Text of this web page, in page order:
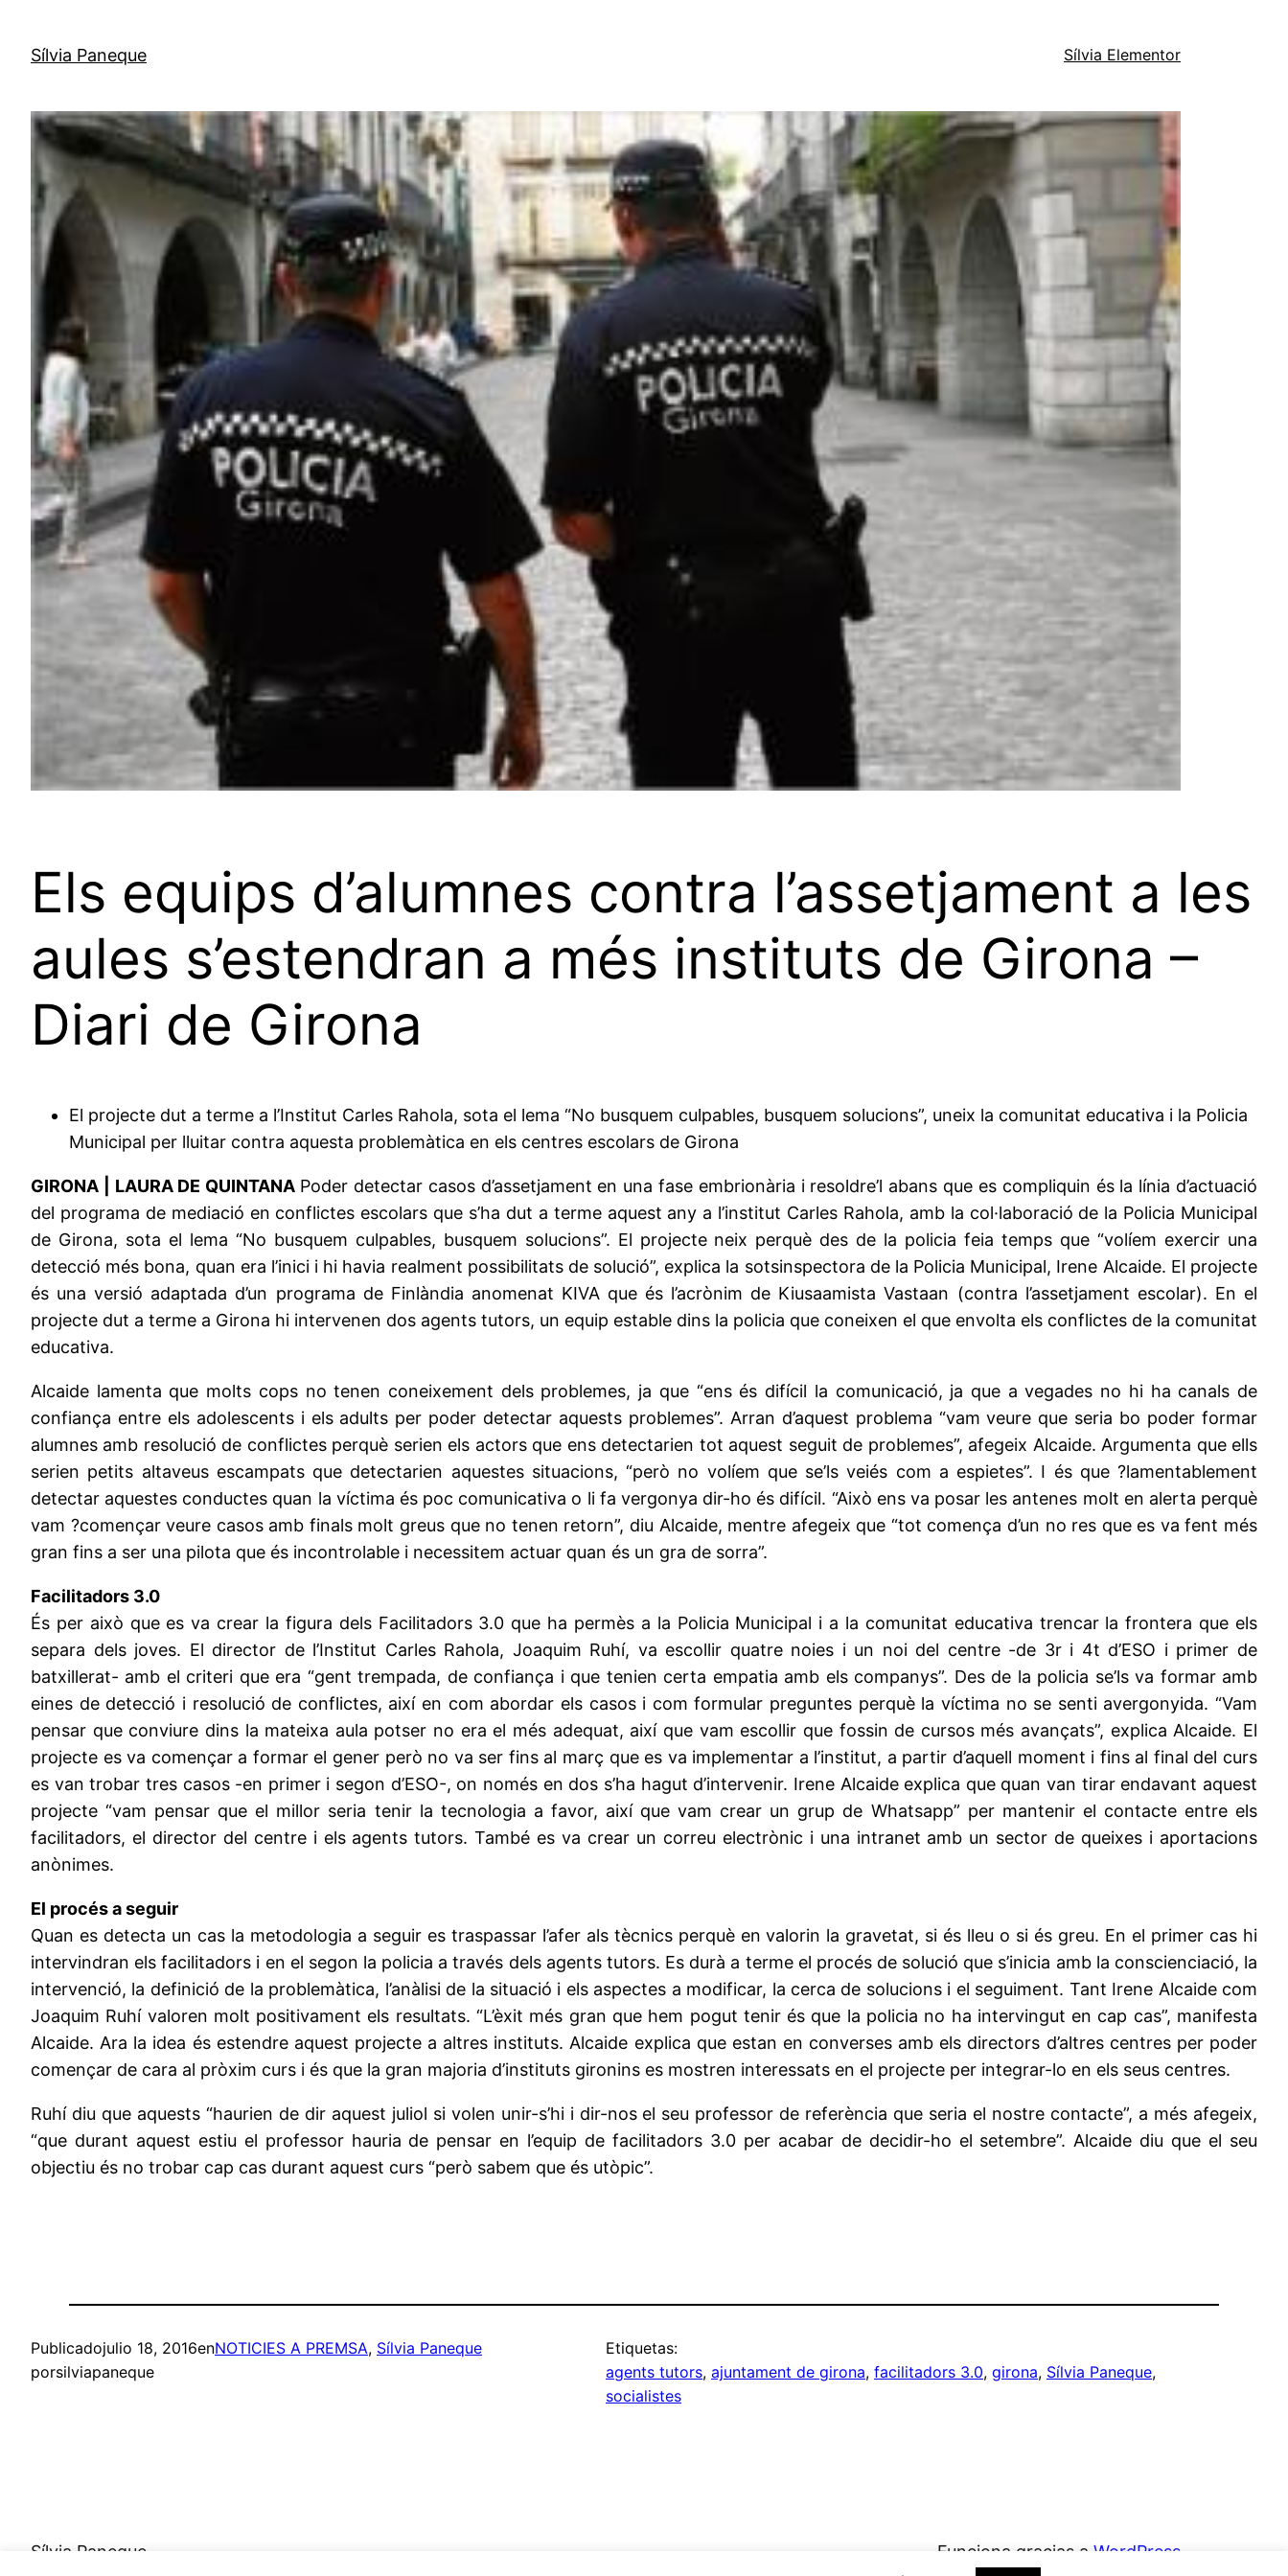
Sílvia Paneque Sílvia Elementor
Els equips d’alumnes contra l’assetjament a les
aules s’estendran a més instituts de Girona –
Diari de Girona
El projecte dut a terme a l’Institut Carles Rahola, sota el lema “No busquem culpables, busquem solucions”, uneix la comunitat educativa i la Policia
Municipal per lluitar contra aquesta problemàtica en els centres escolars de Girona
GIRONA | LAURA DE QUINTANA Poder detectar casos d’assetjament en una fase embrionària i resoldre’l abans que es compliquin és la línia d’actuació
del programa de mediació en conflictes escolars que s’ha dut a terme aquest any a l’institut Carles Rahola, amb la col·laboració de la Policia Municipal
de Girona, sota el lema “No busquem culpables, busquem solucions”. El projecte neix perquè des de la policia feia temps que “volíem exercir una
detecció més bona, quan era l’inici i hi havia realment possibilitats de solució”, explica la sotsinspectora de la Policia Municipal, Irene Alcaide. El projecte
és una versió adaptada d’un programa de Finlàndia anomenat KIVA que és l’acrònim de Kiusaamista Vastaan (contra l’assetjament escolar). En el
projecte dut a terme a Girona hi intervenen dos agents tutors, un equip estable dins la policia que coneixen el que envolta els conflictes de la comunitat
educativa.
Alcaide lamenta que molts cops no tenen coneixement dels problemes, ja que “ens és difícil la comunicació, ja que a vegades no hi ha canals de
confiança entre els adolescents i els adults per poder detectar aquests problemes”. Arran d’aquest problema “vam veure que seria bo poder formar
alumnes amb resolució de conflictes perquè serien els actors que ens detectarien tot aquest seguit de problemes”, afegeix Alcaide. Argumenta que ells
serien petits altaveus escampats que detectarien aquestes situacions, “però no volíem que se’ls veiés com a espietes”. I és que ?lamentablement
detectar aquestes conductes quan la víctima és poc comunicativa o li fa vergonya dir-ho és difícil. “Això ens va posar les antenes molt en alerta perquè
vam ?començar veure casos amb finals molt greus que no tenen retorn”, diu Alcaide, mentre afegeix que “tot comença d’un no res que es va fent més
gran fins a ser una pilota que és incontrolable i necessitem actuar quan és un gra de sorra”.
Facilitadors 3.0
És per això que es va crear la figura dels Facilitadors 3.0 que ha permès a la Policia Municipal i a la comunitat educativa trencar la frontera que els
separa dels joves. El director de l’Institut Carles Rahola, Joaquim Ruhí, va escollir quatre noies i un noi del centre -de 3r i 4t d’ESO i primer de
batxillerat- amb el criteri que era “gent trempada, de confiança i que tenien certa empatia amb els companys”. Des de la policia se’ls va formar amb
eines de detecció i resolució de conflictes, així en com abordar els casos i com formular preguntes perquè la víctima no se senti avergonyida. “Vam
pensar que conviure dins la mateixa aula potser no era el més adequat, així que vam escollir que fossin de cursos més avançats”, explica Alcaide. El
projecte es va començar a formar el gener però no va ser fins al març que es va implementar a l’institut, a partir d’aquell moment i fins al final del curs
es van trobar tres casos -en primer i segon d’ESO-, on només en dos s’ha hagut d’intervenir. Irene Alcaide explica que quan van tirar endavant aquest
projecte “vam pensar que el millor seria tenir la tecnologia a favor, així que vam crear un grup de Whatsapp” per mantenir el contacte entre els
facilitadors, el director del centre i els agents tutors. També es va crear un correu electrònic i una intranet amb un sector de queixes i aportacions
anònimes.
El procés a seguir
Quan es detecta un cas la metodologia a seguir es traspassar l’afer als tècnics perquè en valorin la gravetat, si és lleu o si és greu. En el primer cas hi
intervindran els facilitadors i en el segon la policia a través dels agents tutors. Es durà a terme el procés de solució que s’inicia amb la conscienciació, la
intervenció, la definició de la problemàtica, l’anàlisi de la situació i els aspectes a modificar, la cerca de solucions i el seguiment. Tant Irene Alcaide com
Joaquim Ruhí valoren molt positivament els resultats. “L’èxit més gran que hem pogut tenir és que la policia no ha intervingut en cap cas”, manifesta
Alcaide. Ara la idea és estendre aquest projecte a altres instituts. Alcaide explica que estan en converses amb els directors d’altres centres per poder
començar de cara al pròxim curs i és que la gran majoria d’instituts gironins es mostren interessats en el projecte per integrar-lo en els seus centres.
Ruhí diu que aquests “haurien de dir aquest juliol si volen unir-s’hi i dir-nos el seu professor de referència que seria el nostre contacte”, a més afegeix,
“que durant aquest estiu el professor hauria de pensar en l’equip de facilitadors 3.0 per acabar de decidir-ho el setembre”. Alcaide diu que el seu
objectiu és no trobar cap cas durant aquest curs “però sabem que és utòpic”.
Publicadojulio 18, 2016enNOTICIES A PREMSA, Sílvia Paneque
porsilviapaneque
Etiquetas:
agents tutors, ajuntament de girona, facilitadors 3.0, girona, Sílvia Paneque
socialistes
Sílvia Paneque Funciona gracias a WordPress